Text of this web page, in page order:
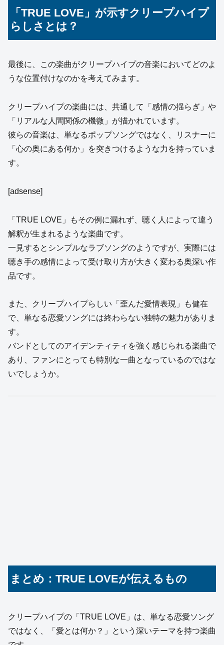
「TRUE LOVE」が示すクリープハイプ
らしさとは？
最後に、この楽曲がクリープハイプの音楽においてどのよ
うな位置付けなのかを考えてみます。
クリープハイプの楽曲には、共通して「感情の揺らぎ」や
「リアルな人間関係の機微」が描かれています。
彼らの音楽は、単なるポップソングではなく、リスナーに
「心の奥にある何か」を突きつけるような力を持っていま
す。
[adsense]
「TRUE LOVE」もその例に漏れず、聴く人によって違う
解釈が生まれるような楽曲です。
一見するとシンプルなラブソングのようですが、実際には
聴き手の感情によって受け取り方が大きく変わる奥深い作
品です。
また、クリープハイプらしい「歪んだ愛情表現」も健在
で、単なる恋愛ソングには終わらない独特の魅力がありま
す。
バンドとしてのアイデンティティを強く感じられる楽曲で
あり、ファンにとっても特別な一曲となっているのではな
いでしょうか。
まとめ：TRUE LOVEが伝えるもの
クリープハイプの「TRUE LOVE」は、単なる恋愛ソング
ではなく、「愛とは何か？」という深いテーマを持つ楽曲